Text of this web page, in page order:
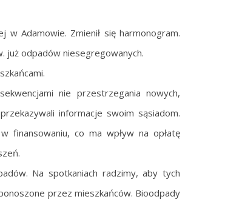
w Adamowie. Zmienił się harmonogram.
już odpadów niesegregowanych.
nie przestrzegania nowych,
informacje swoim sąsiadom.
finansowaniu, co ma wpływ na opłatę
Na spotkaniach radzimy, aby tych
przez mieszkańców. Bioodpady